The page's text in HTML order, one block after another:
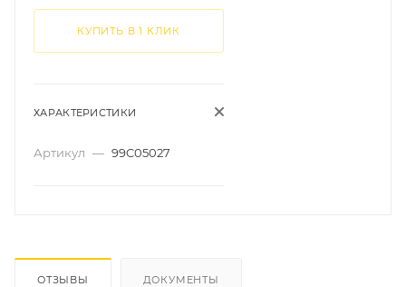
КУПИТЬ В 1 КЛИК
ХАРАКТЕРИСТИКИ
Артикул — 99C05027
ОТЗЫВЫ ДОКУМЕНТЫ